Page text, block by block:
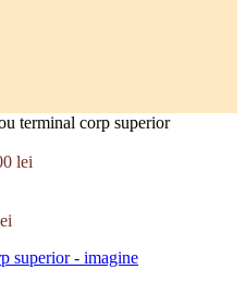
terminal corp superior
lei